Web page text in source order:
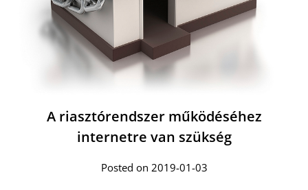
A riasztórendszer működéséhez
internetre van szükség
Posted on 2019-01-03